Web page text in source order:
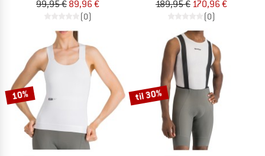
99,95 € 89,96 €
(0)
189,95 € 170,96 €
(0)
10% til 30%